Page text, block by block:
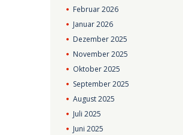
Februar2026
Januar2026
Dezember2025
November2025
Oktober2025
September2025
August2025
Juli2025
Juni2025